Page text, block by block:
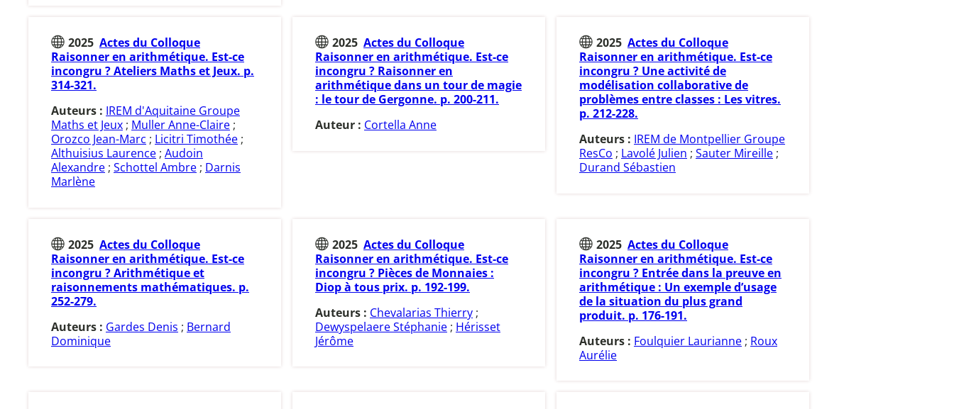
2025 Actes du Colloque
Raisonner en arithmétique. Est-ce
incongru ? Ateliers Maths et Jeux. p.
314-321.
Auteurs : IREM d'Aquitaine Groupe
Maths et Jeux ; Muller Anne-Claire ;
Orozco Jean-Marc ; Licitri Timothée ;
Althuisius Laurence ; Audoin
Alexandre ; Schottel Ambre ; Darnis
Marlène
2025 Actes du Colloque
Raisonner en arithmétique. Est-ce
incongru ? Raisonner en
arithmétique dans un tour de magie
: le tour de Gergonne. p. 200-211.
Auteur : Cortella Anne
2025 Actes du Colloque
Raisonner en arithmétique. Est-ce
incongru ? Une activité de
modélisation collaborative de
problèmes entre classes : Les vitres.
p. 212-228.
Auteurs : IREM de Montpellier Groupe
ResCo ; Lavolé Julien ; Sauter Mireille ;
Durand Sébastien
2025 Actes du Colloque
Raisonner en arithmétique. Est-ce
incongru ? Arithmétique et
raisonnements mathématiques. p.
252-279.
Auteurs : Gardes Denis ; Bernard
Dominique
2025 Actes du Colloque
Raisonner en arithmétique. Est-ce
incongru ? Pièces de Monnaies :
Diop à tous prix. p. 192-199.
Auteurs : Chevalarias Thierry ;
Dewyspelaere Stéphanie ; Hérisset
Jérôme
2025 Actes du Colloque
Raisonner en arithmétique. Est-ce
incongru ? Entrée dans la preuve en
arithmétique : Un exemple d’usage
de la situation du plus grand
produit. p. 176-191.
Auteurs : Foulquier Laurianne ; Roux
Aurélie